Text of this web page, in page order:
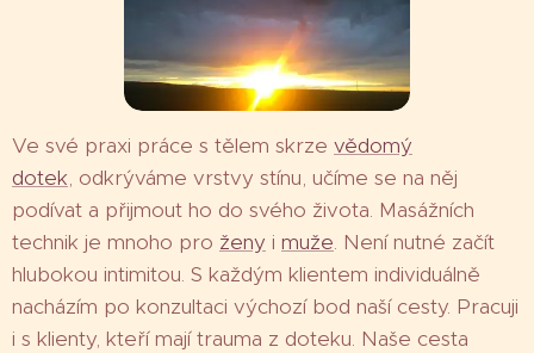
Ve své praxi práce s tělem skrze vědomý
dotek, odkrýváme vrstvy stínu, učíme se na něj
podívat a přijmout ho do svého života. Masážních
technik je mnoho pro ženy i muže. Není nutné začít
hlubokou intimitou. S každým klientem individuálně
nacházím po konzultaci výchozí bod naší cesty. Pracuji
i s klienty, kteří mají trauma z doteku. Naše cesta